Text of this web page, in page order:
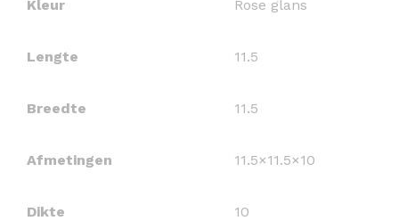
Kleur Rose glans
Lengte 11.5
Breedte 11.5
Afmetingen 11.5×11.5×10
Dikte 10